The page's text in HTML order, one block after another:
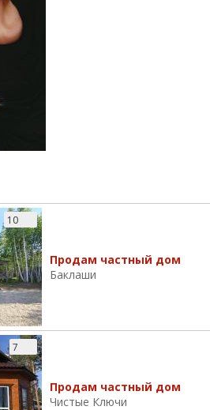
10
Продам частный дом
Баклаши
7
Продам частный дом
Чистые Ключи